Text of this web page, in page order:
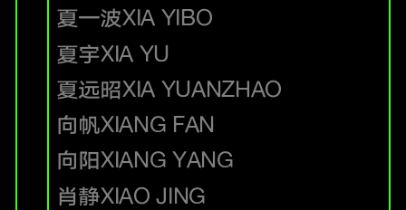
夏一波XIA YIBO
夏宇XIA YU
夏远昭XIA YUANZHAO
向帆XIANG FAN
向阳XIANG YANG
肖静XIAO JING